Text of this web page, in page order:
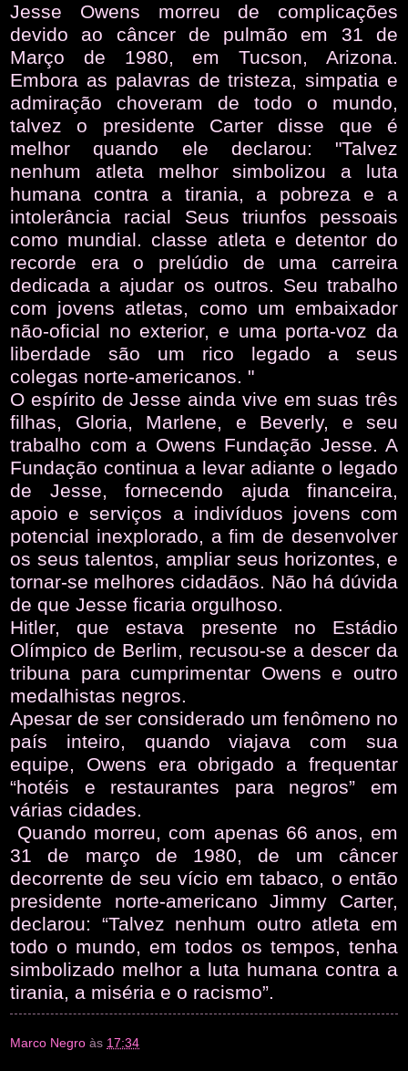
Jesse Owens morreu de complicações
devido ao câncer de pulmão em 31 de
Março de 1980, em Tucson, Arizona.
Embora as palavras de tristeza, simpatia e
admiração choveram de todo o mundo,
talvez o presidente Carter disse que é
melhor quando ele declarou: "Talvez
nenhum atleta melhor simbolizou a luta
humana contra a tirania, a pobreza e a
intolerância racial Seus triunfos pessoais
como mundial. classe atleta e detentor do
recorde era o prelúdio de uma carreira
dedicada a ajudar os outros. Seu trabalho
com jovens atletas, como um embaixador
não-oficial no exterior, e uma porta-voz da
liberdade são um rico legado a seus
colegas norte-americanos. "
O espírito de Jesse ainda vive em suas três
filhas, Gloria, Marlene, e Beverly, e seu
trabalho com a Owens Fundação Jesse. A
Fundação continua a levar adiante o legado
de Jesse, fornecendo ajuda financeira,
apoio e serviços a indivíduos jovens com
potencial inexplorado, a fim de desenvolver
os seus talentos, ampliar seus horizontes, e
tornar-se melhores cidadãos. Não há dúvida
de que Jesse ficaria orgulhoso.
Hitler, que estava presente no Estádio
Olímpico de Berlim, recusou-se a descer da
tribuna para cumprimentar Owens e outro
medalhistas negros.
Apesar de ser considerado um fenômeno no
país inteiro, quando viajava com sua
equipe, Owens era obrigado a frequentar
“hotéis e restaurantes para negros” em
várias cidades.
Quando morreu, com apenas 66 anos, em
31 de março de 1980, de um câncer
decorrente de seu vício em tabaco, o então
presidente norte-americano Jimmy Carter,
declarou: “Talvez nenhum outro atleta em
todo o mundo, em todos os tempos, tenha
simbolizado melhor a luta humana contra a
tirania, a miséria e o racismo”.
Marco Negro às 17:34